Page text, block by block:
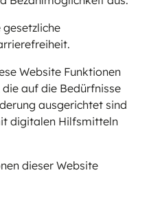
gesetzliche
Website Funktionen
auf die Bedürfnisse
ausgerichtet sind
digitalen Hilfsmitteln
dieser Website